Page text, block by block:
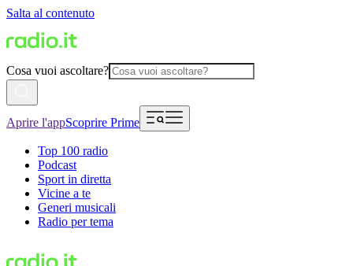
Salta al contenuto
Cosa vuoi ascoltare?
Aprire l'appScoprire Prime
Top 100 radio
Podcast
Sport in diretta
Vicine a te
Generi musicali
Radio per tema